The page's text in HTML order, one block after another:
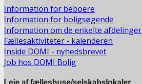
Information for beboere
Information for boligsøgende
Information om de enkelte afdelinger
Fællesaktiviteter - kalenderen
Inside DOMI - nyhedsbrevet
Job hos DOMI Bolig
Leje af fælleshuse/selskabslokaler